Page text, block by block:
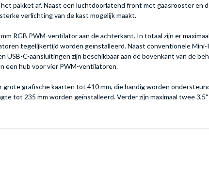
pakket af. Naast een luchtdoorlatend front met gaasrooster en
verlichting van de kast mogelijk maakt.
RGB PWM-ventilator aan de achterkant. In totaal zijn er
tegelijkertijd worden geïnstalleerd. Naast conventionele
USB-C-aansluitingen zijn beschikbaar aan de bovenkant van de
een hub voor vier PWM-ventilatoren.
grafische kaarten tot 410 mm, die handig worden
tot 235 mm worden geïnstalleerd. Verder zijn maximaal twee 3,5"